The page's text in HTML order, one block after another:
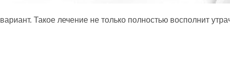
вариант. Такое лечение не только полностью восполнит